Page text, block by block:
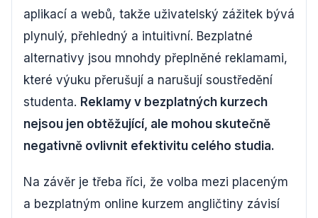
aplikací a webů, takže uživatelský zážitek bývá
plynulý, přehledný a intuitivní. Bezplatné
alternativy jsou mnohdy přeplněné reklamami,
které výuku přerušují a narušují soustředění
studenta. Reklamy v bezplatných kurzech
nejsou jen obtěžující, ale mohou skutečně
negativně ovlivnit efektivitu celého studia.
Na závěr je třeba říci, že volba mezi placeným
a bezplatným online kurzem angličtiny závisí